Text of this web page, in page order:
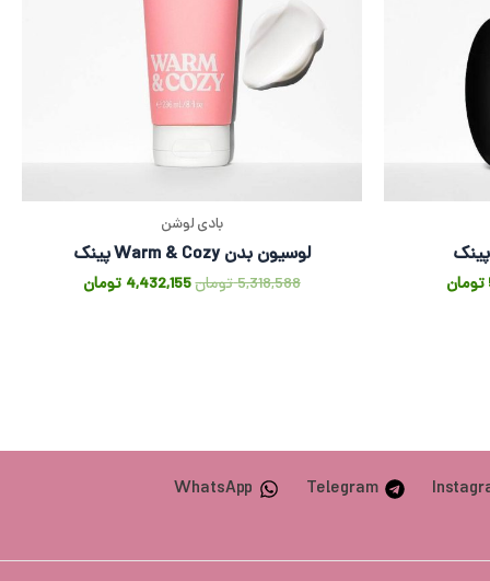
تومان
بادی لوشن
لوسیون بدن Warm & Cozy پینک
5,318,588تومان4,432,155 تومان
Telegram
WhatsApp